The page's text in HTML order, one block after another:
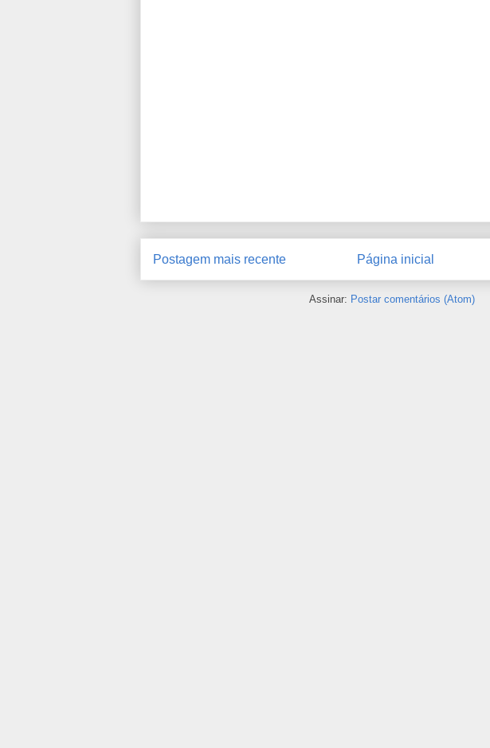
Postagem mais recente Página inicial
Assinar: Postar comentários (Atom)